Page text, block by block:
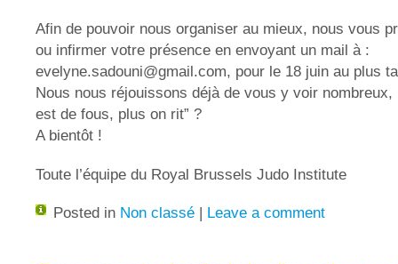
Afin de pouvoir nous organiser au mieux, nous vous
ou infirmer votre présence en envoyant un mail à :
evelyne.sadouni@gmail.com, pour le 18 juin au plus
Nous nous réjouissons déjà de vous y voir nombreux,
est de fous, plus on rit” ?
A bientôt !
Toute l’équipe du Royal Brussels Judo Institute
Posted in Non classé | Leave a comment